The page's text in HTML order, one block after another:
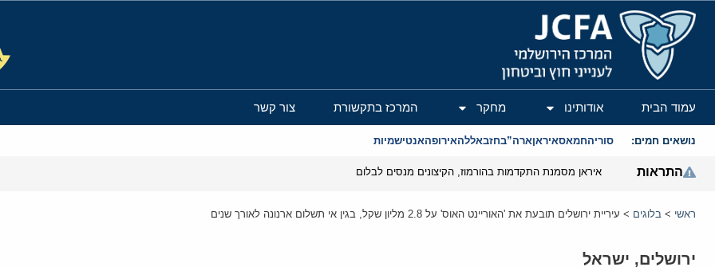
המרכז הירושלמי לענייני חוץ וביטחון
עמוד הבית אודותינו מחקר המרכז בתקשורת צור קשר
נושאים חמים: סוריהחמאסאיראןארה”בחזבאללהאירופהאנטישמיות
התראות איראן מסמנת התקדמות בהורמוז, הקיצונים מנסים לבלום
ראשי > בלוגים > עיריית ירושלים תובעת את 'האוריינט האוס' על 2.8 מליון שקל, בגין אי תשלום ארנונה לאורך שנים
ירושלים, ישראל